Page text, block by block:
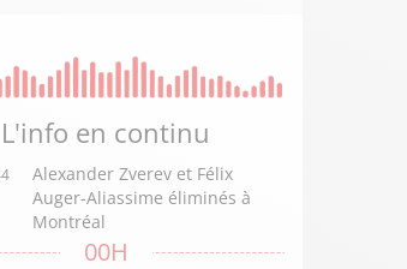
L'info en continu
Alexander Zverev et Félix
Auger-Aliassime éliminés à
Montréal
00H